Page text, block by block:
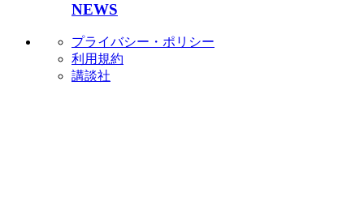
NEWS
プライバシー・ポリシー
利用規約
講談社